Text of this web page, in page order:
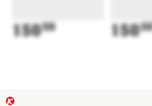
15050 150